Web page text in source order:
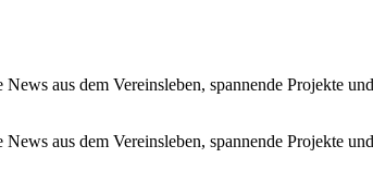
aus dem Vereinsleben, spannende Projekte
aus dem Vereinsleben, spannende Projekte